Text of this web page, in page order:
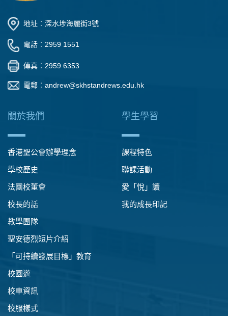
地址︰深水埗海麗街3號
電話︰2959 1551
傳真︰2959 6353
電郵︰ andrew@skhstandrews.edu.hk
關於我們
香港聖公會辦學理念
學校歷史
法團校董會
校長的話
教學團隊
聖安德烈短片介紹
「可持續發展目標」教育
校園遊
校車資訊
校服樣式
學生學習
課程特色
聯課活動
愛「悅」讀
我的成長印記